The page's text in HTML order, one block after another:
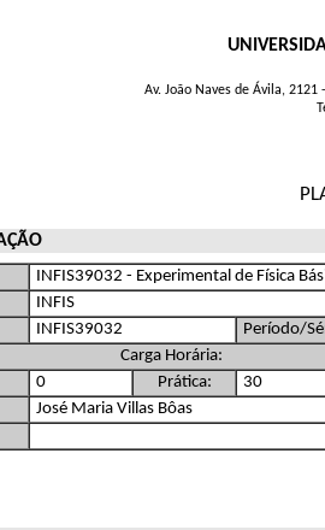
Av. João Naves de Ávila,
INFIS39032 - Experimental de Física
INFIS
INFIS39032
Período/
Carga Horária:
0 Prática:
30
José Maria Villas Bôas